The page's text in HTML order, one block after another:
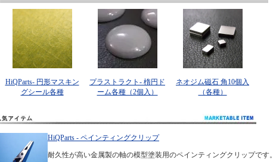
HiQParts- 円形マスキン
グシール各種
プラストラクト- 楕円ド
ーム各種（2個入）
ネオジム磁石 角10個入
（各種）
HiQParts - ペインティングクリップ
耐久性が高い金属製の軸の模型塗装用のペインティングクリップです。